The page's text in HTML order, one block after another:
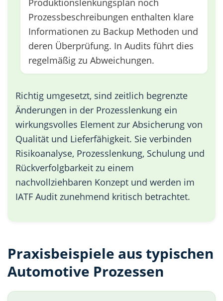
Produktionslenkungsplan noch
Prozessbeschreibungen enthalten klare
Informationen zu Backup Methoden und
deren Überprüfung. In Audits führt dies
regelmäßig zu Abweichungen.
Richtig umgesetzt, sind zeitlich begrenzte
Änderungen in der Prozesslenkung ein
wirkungsvolles Element zur Absicherung von
Qualität und Lieferfähigkeit. Sie verbinden
Risikoanalyse, Prozesslenkung, Schulung und
Rückverfolgbarkeit zu einem
nachvollziehbaren Konzept und werden im
IATF Audit zunehmend kritisch betrachtet.
Praxisbeispiele aus typischen
Automotive Prozessen